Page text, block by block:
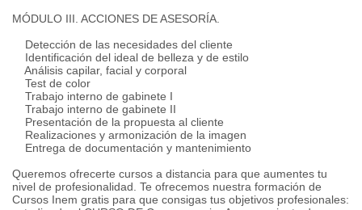
MÓDULO III. ACCIONES DE ASESORÍA.
Detección de las necesidades del cliente
Identificación del ideal de belleza y de estilo
Análisis capilar, facial y corporal
Test de color
Trabajo interno de gabinete I
Trabajo interno de gabinete II
Presentación de la propuesta al cliente
Realizaciones y armonización de la imagen
Entrega de documentación y mantenimiento
Queremos ofrecerte cursos a distancia para que aumentes tu
nivel de profesionalidad. Te ofrecemos nuestra formación de
Cursos Inem gratis para que consigas tus objetivos profesionales: